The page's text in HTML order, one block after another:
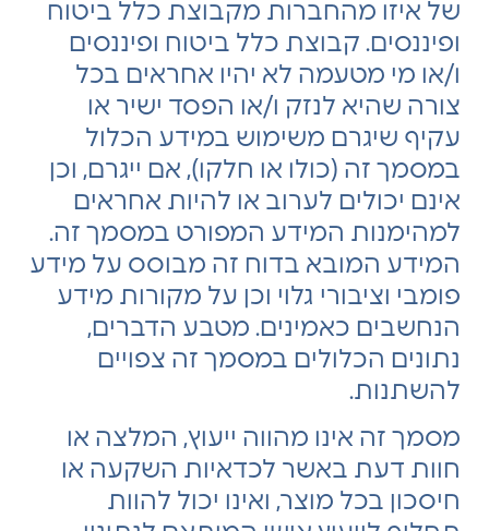
של איזו מהחברות מקבוצת כלל ביטוח
ופיננסים. קבוצת כלל ביטוח ופיננסים
ו/או מי מטעמה לא יהיו אחראים בכל
צורה שהיא לנזק ו/או הפסד ישיר או
עקיף שיגרם משימוש במידע הכלול
במסמך זה (כולו או חלקו), אם ייגרם, וכן
אינם יכולים לערוב או להיות אחראים
למהימנות המידע המפורט במסמך זה.
המידע המובא בדוח זה מבוסס על מידע
פומבי וציבורי גלוי וכן על מקורות מידע
הנחשבים כאמינים. מטבע הדברים,
נתונים הכלולים במסמך זה צפויים
להשתנות.
מסמך זה אינו מהווה ייעוץ, המלצה או
חוות דעת באשר לכדאיות השקעה או
חיסכון בכל מוצר, ואינו יכול להוות